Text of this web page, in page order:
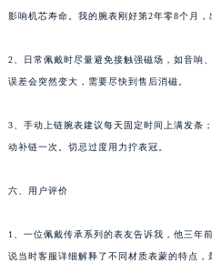
影响机芯寿命。我的腕表刚好第2年零8个月，
2、日常佩戴时尽量避免接触强磁场，如音响
误差会突然变大，需要尽快到售后消磁。
3、手动上链腕表建议每天固定时间上满发条
动补链一次。切忌过度用力拧表冠。
六、用户评价
1、一位佩戴传承系列的表友告诉我，他三年
说当时客服详细解释了不同材质表蒙的特点，